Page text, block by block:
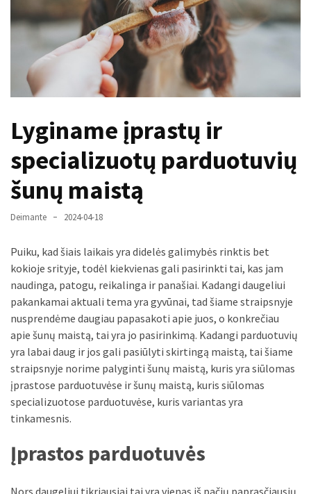
paplitę
mitai
Reduktorius
balionui:
detalė,
kurios
svarbos
nereikėtų
nuvertinti
pakeistos
detalės,
bildesys
liko:
atpažinti,
kad
gedimo
niekas
neieškojo
Krovinių
pervežimas
Lyginame įprastų ir
specializuotų parduotuvių
šunų maistą
Deimante 2024-04-18
Puiku, kad šiais laikais yra didelės galimybės rinktis bet
kokioje srityje, todėl kiekvienas gali pasirinkti tai, kas jam
naudinga, patogu, reikalinga ir panašiai. Kadangi daugeliui
pakankamai aktuali tema yra gyvūnai, tad šiame straipsnyje
nusprendėme daugiau papasakoti apie juos, o konkrečiau
apie šunų maistą, tai yra jo pasirinkimą. Kadangi parduotuvių
yra labai daug ir jos gali pasiūlyti skirtingą maistą, tai šiame
straipsnyje norime palyginti šunų maistą, kuris yra siūlomas
įprastose parduotuvėse ir šunų maistą, kuris siūlomas
specializuotose parduotuvėse, kuris variantas yra
tinkamesnis.
Įprastos parduotuvės
Nors daugeliui tikriausiai tai yra vienas iš pačių paprasčiausių